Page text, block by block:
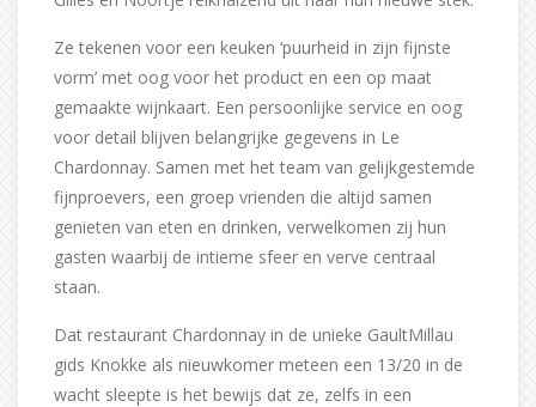
Ze tekenen voor een keuken ‘puurheid in zijn fijnste
vorm’ met oog voor het product en een op maat
gemaakte wijnkaart. Een persoonlijke service en oog
voor detail blijven belangrijke gegevens in Le
Chardonnay. Samen met het team van gelijkgestemde
fijnproevers, een groep vrienden die altijd samen
genieten van eten en drinken, verwelkomen zij hun
gasten waarbij de intieme sfeer en verve centraal
staan.
Dat restaurant Chardonnay in de unieke GaultMillau
gids Knokke als nieuwkomer meteen een 13/20 in de
wacht sleepte is het bewijs dat ze, zelfs in een